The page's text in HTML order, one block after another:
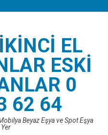
EL
ESKI
0
62 64
Beyaz Eşya ve Spot Eşya